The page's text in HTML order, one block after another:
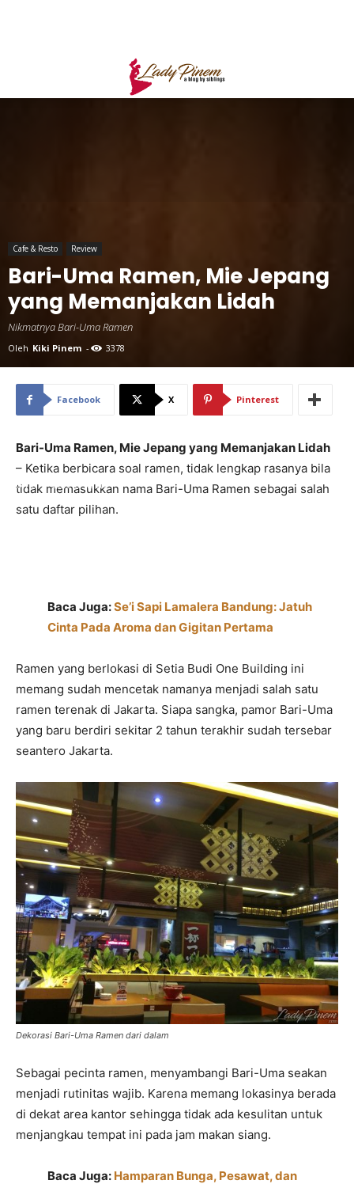
Home Cafe & Resto
Cafe & Resto Review
Bari-Uma Ramen, Mie Jepang
yang Memanjakan Lidah
Nikmatnya Bari-Uma Ramen
Oleh Kiki Pinem - 3378
Facebook X Pinterest
Bari-Uma Ramen, Mie Jepang yang Memanjakan Lidah
– Ketika berbicara soal ramen, tidak lengkap rasanya bila
tidak memasukkan nama Bari-Uma Ramen sebagai salah
satu daftar pilihan.
Baca Juga:Se’i Sapi Lamalera Bandung: Jatuh
Cinta Pada Aroma dan Gigitan Pertama
Ramen yang berlokasi di Setia Budi One Building ini
memang sudah mencetak namanya menjadi salah satu
ramen terenak di Jakarta. Siapa sangka, pamor Bari-Uma
yang baru berdiri sekitar 2 tahun terakhir sudah tersebar
seantero Jakarta.
Dekorasi Bari-Uma Ramen dari dalam
Sebagai pecinta ramen, menyambangi Bari-Uma seakan
menjadi rutinitas wajib. Karena memang lokasinya berada
di dekat area kantor sehingga tidak ada kesulitan untuk
menjangkau tempat ini pada jam makan siang.
Baca Juga: Hamparan Bunga, Pesawat, dan